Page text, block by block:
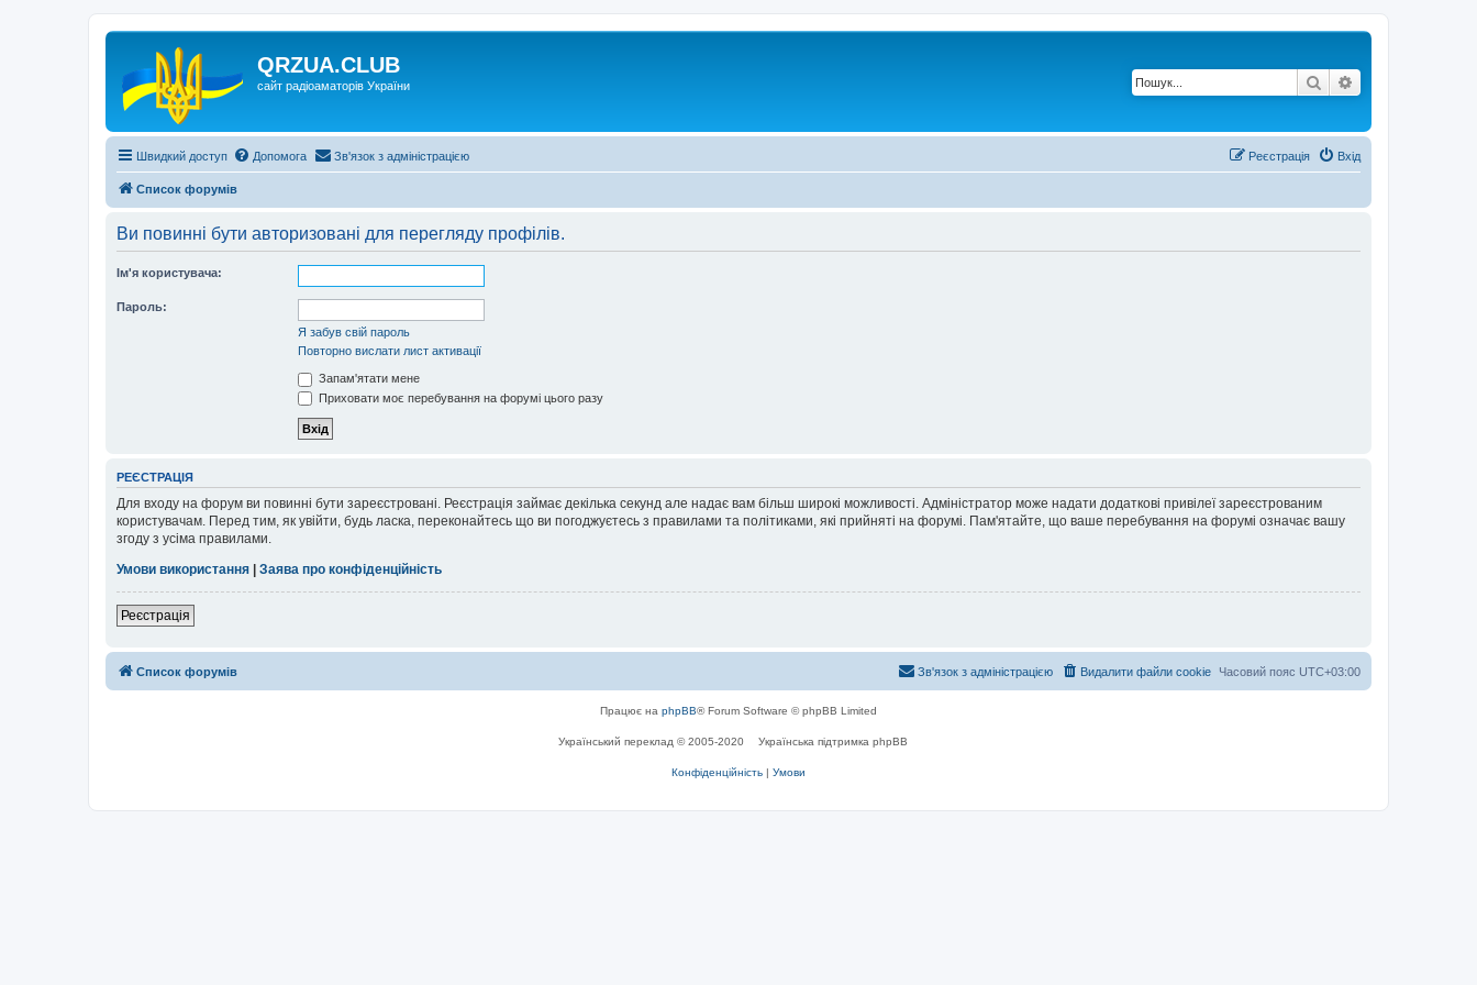
QRZUA.CLUB
сайт радіоаматорів України Пошук
Швидкий доступ Допомога Зв'язок з адміністрацією Вхід
Реєстрація
Список форумів
Ви повинні бути авторизовані для перегляду профілів.
Ім'я користувача:
Пароль:
Я забув свій пароль
Повторно вислати лист активації
Запам'ятати мене
Приховати моє перебування на форумі цього разу
РЕЄСТРАЦІЯ
Для входу на форум ви повинні бути зареєстровані. Реєстрація займає декілька секунд але надає вам більш широкі можливості. Адміністратор може надати додаткові привілеї зареєстрованим
користувачам. Перед тим, як увійти, будь ласка, переконайтесь що ви погоджуєтесь з правилами та політиками, які прийняті на форумі. Пам'ятайте, що ваше перебування на форумі означає вашу
згоду з усіма правилами.
Умови використання | Заява про конфіденційність
Реєстрація
Список форумів Часовий пояс UTC+03:00
Видалити файли cookie
Зв'язок з адміністрацією
Працює на phpBB® Forum Software © phpBB Limited
Український переклад © 2005-2020 Українська підтримка phpBB
Конфіденційність | Умови